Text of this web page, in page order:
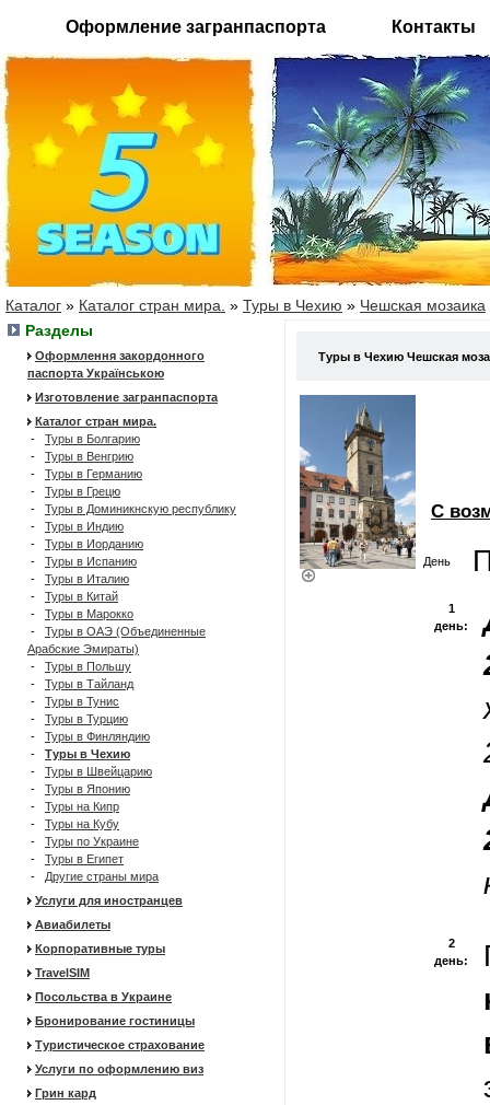
Оформление загранпаспорта Контакты
Каталог » Каталог стран мира. » Туры в Чехию » Чешская мозаика
Разделы
Оформлення закордонного
паспорта Українською
Изготовление загранпаспорта
Каталог стран мира.
- Туры в Болгарию
- Туры в Венгрию
- Туры в Германию
- Туры в Грецю
- Туры в Доминикнскую республику
- Туры в Индию
- Туры в Иорданию
- Туры в Испанию
- Туры в Италию
- Туры в Китай
- Туры в Марокко
- Туры в ОАЭ (Объединенные
Арабские Эмираты)
- Туры в Польшу
- Туры в Тайланд
- Туры в Тунис
- Туры в Турцию
- Туры в Финляндию
- Туры в Чехию
- Туры в Швейцарию
- Туры в Японию
- Туры на Кипр
- Туры на Кубу
- Туры по Украине
- Туры в Египет
- Другие страны мира
Услуги для иностранцев
Авиабилеты
Корпоративные туры
TravelSIM
Посольства в Украине
Бронирование гостиницы
Туристическое страхование
Услуги по оформлению виз
Грин кард
Туры в Чехию Чешская
С
День
1
день:
2
день: